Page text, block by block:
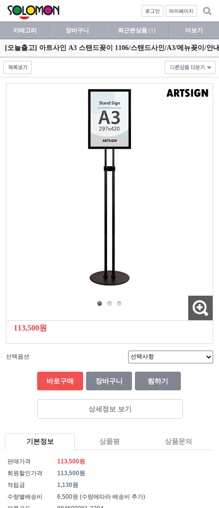
마이페이지
로그인
카테고리 장바구니 최근본상품 (1) 더보기
[오늘출고] 아트사인 A3 스탠드꽂이 1106/스탠드사인/A3/메뉴꽂이/안
113,500원
선택옵션
바로구매 장바구니 찜하기
상세정보 보기
기본정보 상품평 상품문의
판매가격
113,500원
회원할인가격
113,500원
적립금
1,130원
수량별배송비
6,500원 (수량에따라 배송비 추가)